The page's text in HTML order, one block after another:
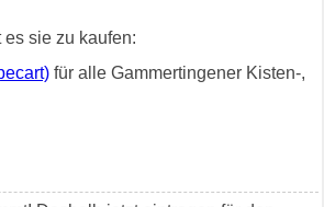
sie zu kaufen:
für alle Gammertingener Kisten-,